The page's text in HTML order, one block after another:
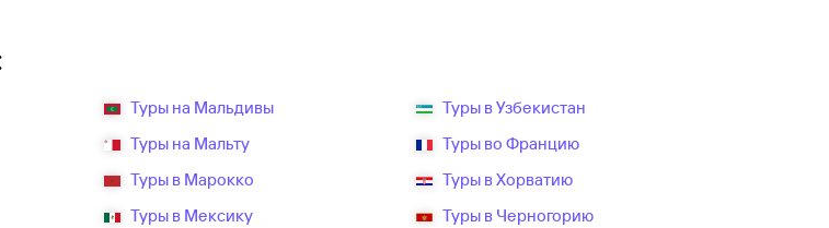
Туры на Мальдивы
Туры на Мальту
Туры в Марокко
Туры в Мексику
Туры в Узбекистан
Туры во Францию
Туры в Хорватию
Туры в Черногорию